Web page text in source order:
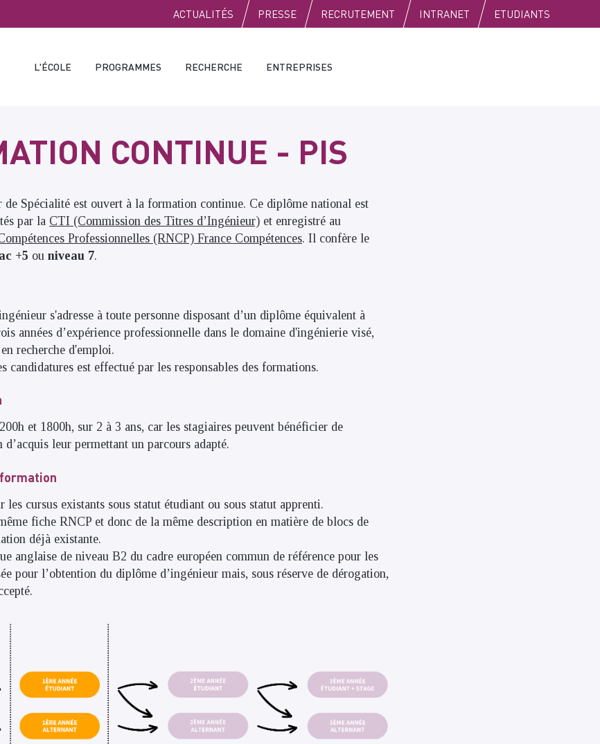
PUBLIC
ACTUALITÉS PRESSE RECRUTEMENT INTRANET ETUDIANTS
L'ÉCOLE PROGRAMMES RECHERCHE ENTREPRISES
CONTINUE - PIS
Spécialité est ouvert à la formation continue. Ce diplôme national est
par la CTI (Commission des Titres d’Ingénieur) et enregistré au
Professionnelles (RNCP) France Compétences. Il confère le
+5 ou niveau 7.
s'adresse à toute personne disposant d’un diplôme équivalent à
années d’expérience professionnelle dans le domaine d'ingénierie visé,
recherche d'emploi.
candidatures est effectué par les responsables des formations.
et 1800h, sur 2 à 3 ans, car les stagiaires peuvent bénéficier de
leur permettant un parcours adapté.
les cursus existants sous statut étudiant ou sous statut apprenti.
fiche RNCP et donc de la même description en matière de blocs de
déjà existante.
anglaise de niveau B2 du cadre européen commun de référence pour les
pour l’obtention du diplôme d’ingénieur mais, sous réserve de dérogation,